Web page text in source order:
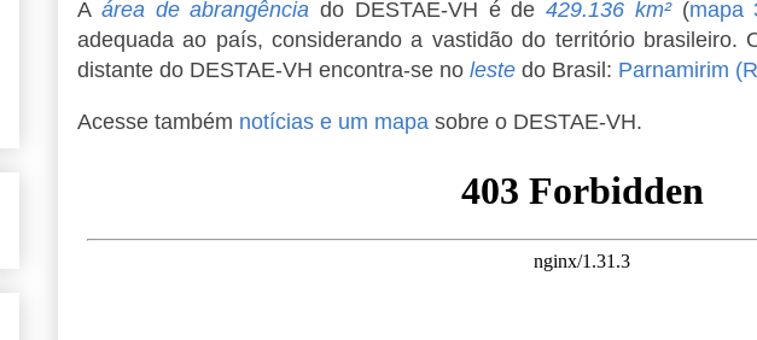
A área de abrangência do DESTAE-VH é de 429.136 km²(mapa
adequada ao país, considerando a vastidão do território brasileiro.
distante do DESTAE-VH encontra-se no leste do Brasil: Parnamirim
Acesse também notícias e um mapa sobre o DESTAE-VH.